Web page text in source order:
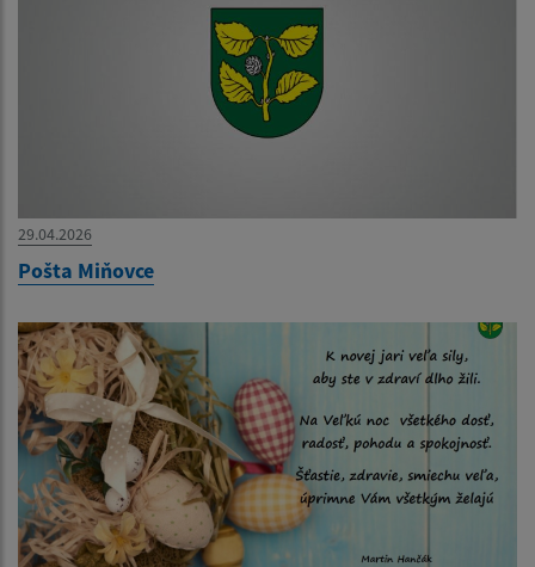
29.04.2026
Pošta Miňovce